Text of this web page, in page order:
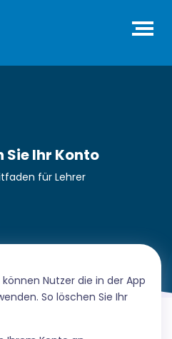
Sie Ihr Konto
für Lehrer
Nutzer die in der App
So löschen Sie Ihr